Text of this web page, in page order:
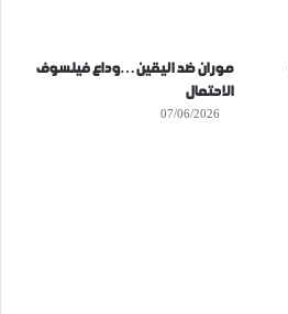
موران ضد اليقين…وداع فيلسوف
الاحتمال
07/06/2026